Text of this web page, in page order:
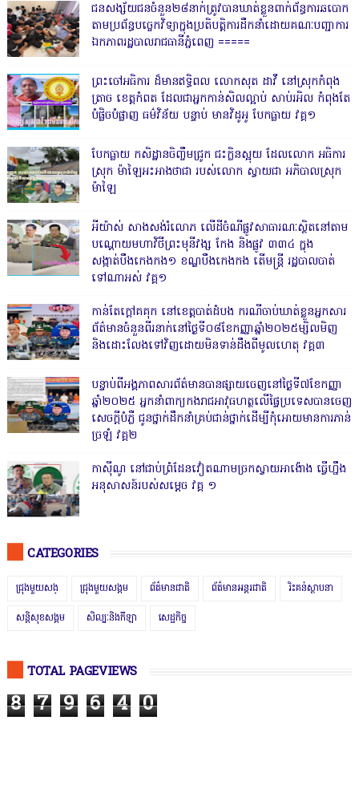
ជនសង្ស័យជនចំនួន២៨នាក់ត្រូវបានឃាត់ខ្លួនពាក់ព័ន្ធការឆបោក
តាមប្រព័ន្ធបច្ចេកវិទ្យាក្នុងប្រតិបត្តិការដឹកនាំដោយគណៈបញ្ជាការ
ឯកភាពរដ្ឋបាលរាជធានីភ្នំពេញ ‎=====
ព្រះចៅអធិការ ដ៏មានឥទ្ធិពល លោកសុត ដាវី នៅស្រុកកំពុង
ត្រាច ខេត្តកំពត ដែលជាអ្នកកាន់សិលល្អាប់ សាប់រអិល កំពុងតែ
បំផ្លិចបំផ្លាញ ធម៌វិន័យ បន្ទាប់ មានវិដូអូ បែកធ្លាយ វគ្គ១
បែកធ្លាយ កសិដ្ឋានចិញ្ចឹមជ្រូក ជះក្លិនស្អុយ ដែលលោក អធិការ
ស្រុក ម៉ាឡៃអះអាងថាជា របស់លោក ស្វាយជា អភិបាលស្រុក
ម៉ាឡៃ
អីយ៉ាស់ សាងសង់រំលោភ លើដីចំណីផ្លូវសាធារណៈស្ថិតនៅតាម
បណ្ដោយមហាវិថីព្រះមុនីវង្ស កែង និងផ្លូវ ៣៣៤ ក្នុង
សង្កាត់បឹងកេងកង១ ខណ្ឌបឹងកេងកង តើមន្ត្រី រដ្ឋបាលបាត់
ទៅណាអស់ វគ្គ១
កាន់តែក្តៅគគុក នៅខេត្តបាត់ដំបង ករណីចាប់ឃាត់ខ្លួនអ្នកសារ
ព័ត៌មានចំនួនពីរនាក់នៅថ្ងៃទី០៨ខែកញ្ញាឆ្នាំ២០២៥ម្សិលមិញ
និងដោះលែងទៅវិញដោយមិនទាន់ដឹងពីមូលហេតុ វគ្គ៣
បន្ទាប់ពីអង្គភាពសារព័ត៌មានបានផ្សាយចេញនៅថ្ងៃទី៧ខែកញ្ញា
ឆ្នាំ២០២៥ អ្នកនាំពាក្យកងរាជអាវុធហត្ថលើផ្ទៃប្រទេសបានចេញ
សេចក្តីបំភ្លឺ ជូនថ្នាក់ដឹកនាំគ្រប់ជាន់ថ្នាក់ដើម្បីកុំអោយមានការភាន់
ច្រឡំ វគ្គ២
កាសុីណូ នៅជាប់ព្រំដែនវៀតណាមច្រកស្វាយអាង៉ោង ធ្វើហ្នឹង
អនុសាសន៍របស់សម្ដេច វគ្គ ១
CATEGORIES
ជ្រុងមួយសង្ ជ្រុងមួយសង្គម ព័ត៌មានជាតិ ព័ត៌មានអន្តរជាតិ រិះគន់ស្ថាបនា
សន្តិសុខសង្គម សិល្បៈនិងកីឡា សេដ្ឋកិច្ច
TOTAL PAGEVIEWS
8 7 9 6 4 0